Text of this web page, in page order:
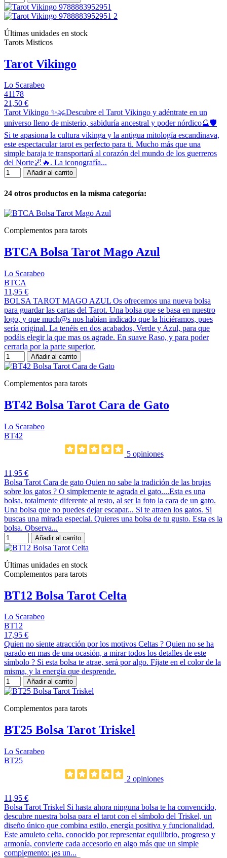
Últimas unidades en stock
Tarots Misticos
Tarot Vikingo
Lo Scarabeo
41178
21,50 €
Tarot Vikingo ✨⚔️Descubre el Tarot Vikingo y adéntrate en un
universo lleno de misterio, sabiduría ancestral y poder nórdico🔮🛡️
Si te apasiona la cultura vikinga y la antigua mitología escandinava,
este espectacular tarot es perfecto para ti. Mucho más que una
simple baraja te transportará al corazón del mundo de los guerreros
del Norte🌌🔥. La iconografía...
Añadir al carrito
24 otros productos en la misma categoría:
Complementos para tarots
BTCA Bolsa Tarot Mago Azul
Lo Scarabeo
BTCA
11,95 €
BOLSA TAROT MAGO AZUL Os ofrecemos una nueva bolsa
para guardar las cartas del Tarot. Una bolsa que se basa en nuestro
logo, y que much@s nos habían indicado que la hiciéramos, pues
sería original. La tenéis en dos acabados, Verde y Azul, para que
podáis elegir la que mas os agrade. En suave Raso, y para poder
cerrarla por la parte superior.
Añadir al carrito
Complementos para tarots
BT42 Bolsa Tarot Cara de Gato
Lo Scarabeo
BT42
5 opiniones
11,95 €
Bolsa Tarot Cara de gato Quien no sabe la tradición de las brujas
sobre los gatos ? O simplemente te agrada el gato....Esta es una
bolsa, totalmente diferente al resto, al ser la foto la cara de un gato.
Una bolsa que no puedes dejar escapar... Si te atraen los gatos. Si
buscas una mirada especial. Quieres una bolsa de tu gusto. Esta es la
bolsa. Observa...
Añadir al carrito
Últimas unidades en stock
Complementos para tarots
BT12 Bolsa Tarot Celta
Lo Scarabeo
BT12
17,95 €
Quien no siente atracción por los motivos Celtas ? Quien no se ha
parado en mas de una ocasión, a mirar todos los detalles de este
símbolo ? Si esta bolsa te atrae, será por algo. Fíjate en el color de la
misma, y la energía que desprende.
Añadir al carrito
Complementos para tarots
BT25 Bolsa Tarot Triskel
Lo Scarabeo
BT25
2 opiniones
11,95 €
Bolsa Tarot Triskel Si hasta ahora ninguna bolsa te ha convencido,
descubre nuestra bolsa para el tarot con el símbolo del Triskel, un
diseño único que combina estilo, energía positiva y funcionalidad.
Este amuleto celta, conocido por representar equilibrio, progreso y
armonía, convierte cada accesorio en algo más que un simple
complemento: ¡es un...